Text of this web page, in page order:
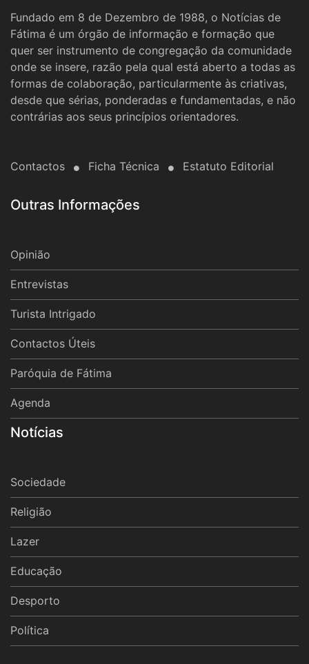
Fundado em 8 de Dezembro de 1988, o Notícias de
Fátima é um órgão de informação e formação que
quer ser instrumento de congregação da comunidade
onde se insere, razão pela qual está aberto a todas as
formas de colaboração, particularmente às criativas,
desde que sérias, ponderadas e fundamentadas, e não
contrárias aos seus princípios orientadores.
Contactos Ficha Técnica Estatuto Editorial
Outras Informações
Opinião
Entrevistas
Turista Intrigado
Contactos Úteis
Paróquia de Fátima
Agenda
Notícias
Sociedade
Religião
Lazer
Educação
Desporto
Política